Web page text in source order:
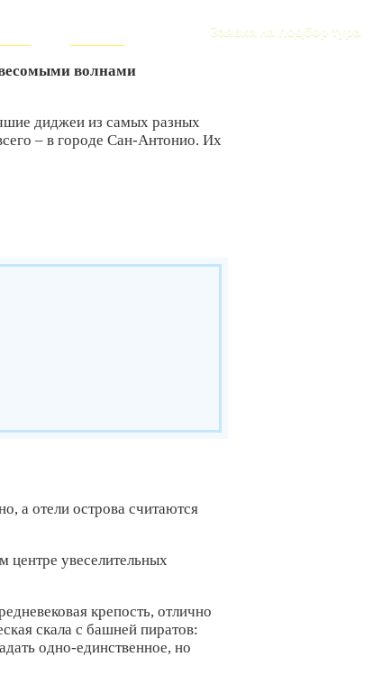
Заявка на подбор тура
волнами
диджеи из самых разных
– в городе Сан-Антонио. Их
а отели острова считаются
центре увеселительных
крепость, отлично
скала с башней пиратов:
одно-единственное, но